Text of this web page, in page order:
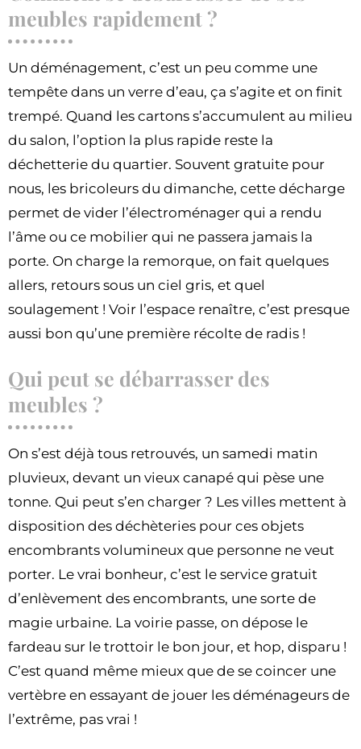
meubles rapidement ?
Un déménagement, c’est un peu comme une
tempête dans un verre d’eau, ça s’agite et on finit
trempé. Quand les cartons s’accumulent au milieu
du salon, l’option la plus rapide reste la
déchetterie du quartier. Souvent gratuite pour
nous, les bricoleurs du dimanche, cette décharge
permet de vider l’électroménager qui a rendu
l’âme ou ce mobilier qui ne passera jamais la
porte. On charge la remorque, on fait quelques
allers, retours sous un ciel gris, et quel
soulagement ! Voir l’espace renaître, c’est presque
aussi bon qu’une première récolte de radis !
Qui peut se débarrasser des
meubles ?
On s’est déjà tous retrouvés, un samedi matin
pluvieux, devant un vieux canapé qui pèse une
tonne. Qui peut s’en charger ? Les villes mettent à
disposition des déchèteries pour ces objets
encombrants volumineux que personne ne veut
porter. Le vrai bonheur, c’est le service gratuit
d’enlèvement des encombrants, une sorte de
magie urbaine. La voirie passe, on dépose le
fardeau sur le trottoir le bon jour, et hop, disparu !
C’est quand même mieux que de se coincer une
vertèbre en essayant de jouer les déménageurs de
l’extrême, pas vrai !